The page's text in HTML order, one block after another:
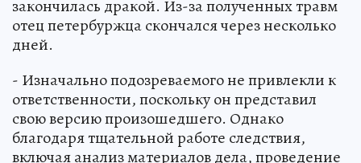
закончилась дракой. Из-за полученных травм
отец петербуржца скончался через несколько
дней.
- Изначально подозреваемого не привлекли к
ответственности, поскольку он представил
свою версию произошедшего. Однако
благодаря тщательной работе следствия,
включая анализ материалов дела, проведение